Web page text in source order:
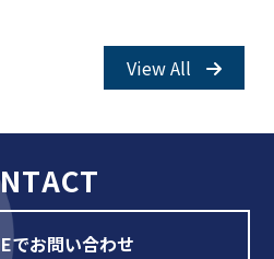
View All
でお問い合わせ